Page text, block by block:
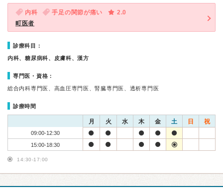
内科 手足の関節が痛い
2.0
町医者
診療科目：
内科、糖尿病科、皮膚科、漢方
専門医・資格：
総合内科専門医、高血圧専門医、腎臓専門医、透析専門医
診療時間
月 火 水 木 金 土 日 祝
09:00-12:30
15:00-18:30
14:30-17:00